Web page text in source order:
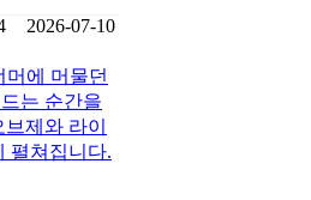
2026-07-10
머에 머물던
는 순간을
제와 라이
펼쳐집니다.